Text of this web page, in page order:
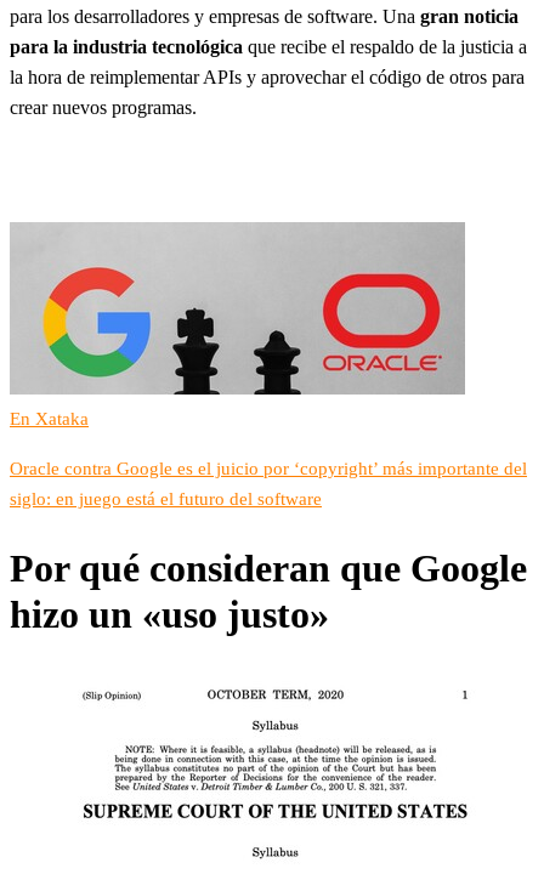
para los desarrolladores y empresas de software. Una gran noticia
para la industria tecnológica que recibe el respaldo de la justicia a
la hora de reimplementar APIs y aprovechar el código de otros para
crear nuevos programas.
En Xataka
Oracle contra Google es el juicio por ‘copyright’ más importante del
siglo: en juego está el futuro del software
Por qué consideran que Google
hizo un «uso justo»